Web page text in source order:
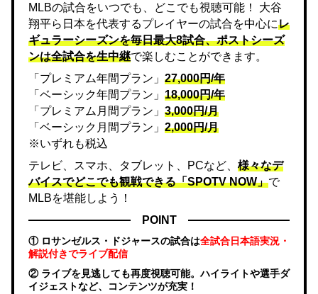
MLBの試合をいつでも、どこでも視聴可能！ 大谷
翔平ら日本を代表するプレイヤーの試合を中心にレ
ギュラーシーズンを毎日最大8試合、ポストシーズ
ンは全試合を生中継で楽しむことができます。
「プレミアム年間プラン」 27,000円/年
「ベーシック年間プラン」 18,000円/年
「プレミアム月間プラン」 3,000円/月
「ベーシック月間プラン」 2,000円/月
※いずれも税込
テレビ、スマホ、タブレット、PCなど、 様々なデ
バイスでどこでも観戦できる「SPOTV NOW」で
MLBを堪能しよう！
POINT
① ロサンゼルス・ドジャースの試合は全試合日本語実況・
解説付きでライブ配信
② ライブを見逃しても再度視聴可能。ハイライトや選手ダ
イジェストなど、コンテンツが充実！